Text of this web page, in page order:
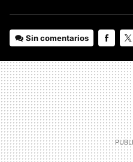
Sin comentarios